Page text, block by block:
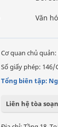
Văn
Cơ quan chủ
Số giấy phép: 146/
Tổng biên tập:
Liên hệ tòa soạn